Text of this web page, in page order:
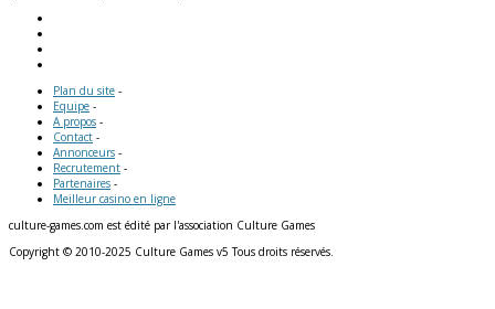
Plan du site -
Equipe -
A propos -
Contact -
Annonceurs -
Recrutement -
Partenaires -
Meilleur casino en ligne
culture-games.com est édité par l'association Culture Games
Copyright © 2010-2025 Culture Games v5 Tous droits réservés.